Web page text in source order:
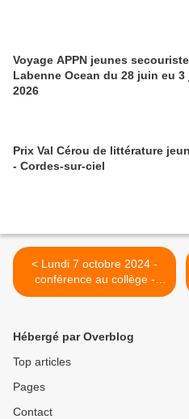
Voyage APPN jeunes
Labenne Ocean du 28 juin eu
2026
Prix Val Cérou de littérature
- Cordes-sur-ciel
< Lundi 7 octobre 2024 -
conférence au collège -
18h30 - semaine de la
Hébergé par Overblog
Top articles
Pages
Contact